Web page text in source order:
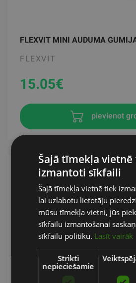
FLEXVIT MINI AUDUMA
FLEXVIT
15.05€
pievienot
FLEXVIT MINI AUDUMA GUMIJA
Šajā tīmekļa
izmantoti sīkfaili
Šajā tīmekļa vietnē tiek
lai uzlabotu lietotāju
mūsu tīmekļa vietni, jūs
sīkfailu izmantošanai
sīkfailu politiku. Lasīt vairāk
Strikti
nepieciešamie